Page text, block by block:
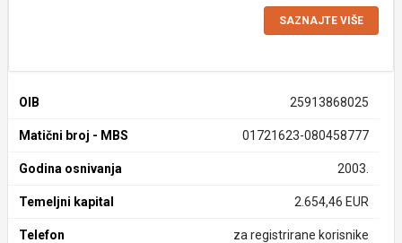
SAZNAJTE VIŠE
OIB 25913868025
Matični broj - MBS 01721623-080458777
Godina osnivanja 2003.
Temeljni kapital 2.654,46 EUR
Telefon za registrirane korisnike